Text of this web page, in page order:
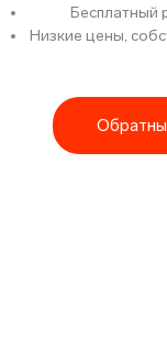
Бесплатный
Низкие цены,